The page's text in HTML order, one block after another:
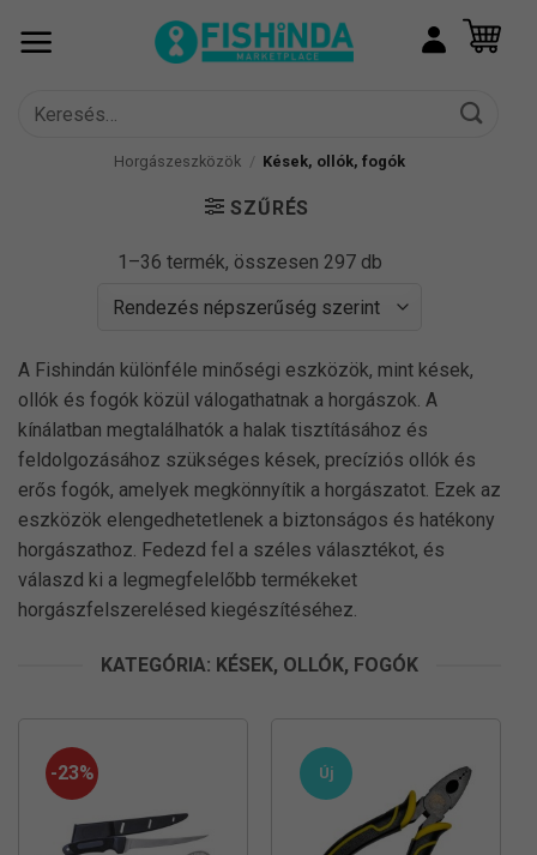
Keresés
következőre:Horgászeszközök / Kések, ollók, fogók
SZŰRÉS
1–36 termék, összesen 297 db
A Fishindán különféle minőségi eszközök, mint kések,
ollók és fogók közül válogathatnak a horgászok. A
kínálatban megtalálhatók a halak tisztításához és
feldolgozásához szükséges kések, precíziós ollók és
erős fogók, amelyek megkönnyítik a horgászatot. Ezek az
eszközök elengedhetetlenek a biztonságos és hatékony
horgászathoz. Fedezd fel a széles választékot, és
válaszd ki a legmegfelelőbb termékeket
horgászfelszerelésed kiegészítéséhez.
KATEGÓRIA: KÉSEK, OLLÓK, FOGÓK
-23% Új